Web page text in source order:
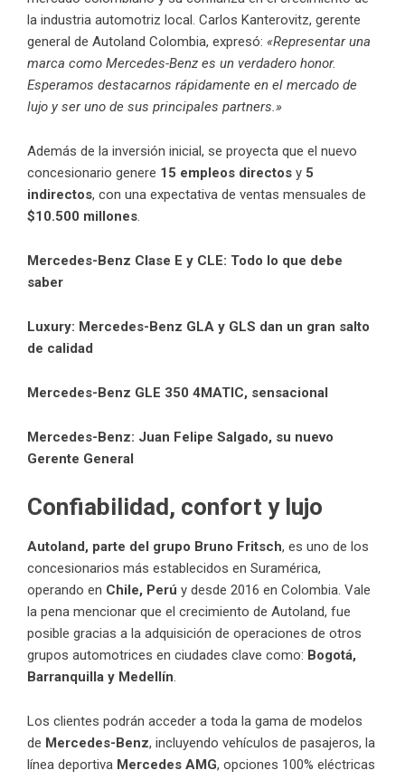
la industria automotriz local. Carlos Kanterovitz, gerente
general de Autoland Colombia, expresó: «Representar una
marca como Mercedes-Benz es un verdadero honor.
Esperamos destacarnos rápidamente en el mercado de
lujo y ser uno de sus principales partners.»
Además de la inversión inicial, se proyecta que el nuevo
concesionario genere 15 empleos directos y 5
indirectos, con una expectativa de ventas mensuales de
$10.500 millones
Mercedes-Benz Clase E y CLE: Todo lo que debe
saber
Luxury: Mercedes-Benz GLA y GLS dan un gran salto
de calidad
Mercedes-Benz GLE 350 4MATIC, sensacional
Mercedes-Benz: Juan Felipe Salgado, su nuevo
Gerente General
Confiabilidad, confort y lujo
Autoland, parte del grupo Bruno Fritsch, es uno de los
concesionarios más establecidos en Suramérica,
operando en Chile, Perú y desde 2016 en Colombia. Vale
la pena mencionar que el crecimiento de Autoland, fue
posible gracias a la adquisición de operaciones de otros
grupos automotrices en ciudades clave como: Bogotá,
Barranquilla y Medellín
Los clientes podrán acceder a toda la gama de modelos
de Mercedes-Benz, incluyendo vehículos de pasajeros, la
línea deportiva Mercedes AMG, opciones 100% eléctricas